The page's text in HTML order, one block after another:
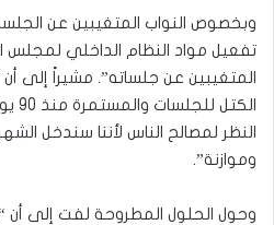
وبخصوص النواب المتغيبين عن
تفعيل مواد النظام الداخلي لمجلس
المتغيبين عن جلساته”. مشيراً إلى
النظر لمصالح الناس لأننا سندخل
وموازنة”.
وحول الحلول المطروحة لفت إلى أن